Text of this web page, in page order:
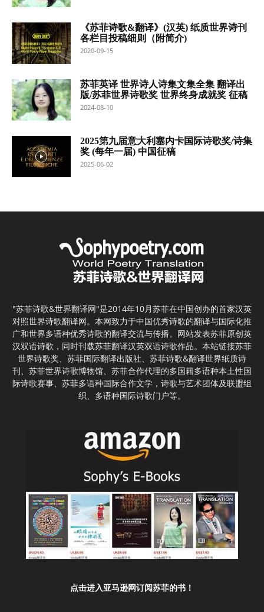
《苏菲诗歌&翻译》(汉英) 纸质世界诗刊
各栏目投稿细则（附简介)
2020-09-15
苏菲英译 世界诗人诗集文集全集 翻译出
版/苏菲世界诗歌奖 世界终身成就奖 征稿
2024-08-10
2025第九届意大利塞内卡国际诗歌奖/诗集
奖 (每年一届) 中国征稿
2025-06-02
"苏菲诗歌&世界翻译网"是2014年10月苏菲在中国创办的首家汉英
对照世界诗歌翻译网。本网致力于中国优秀诗歌的翻译与国际化推
广和世界多语种优秀诗歌的翻译交流与传播。网站发表苏菲原创英
汉双语诗歌，同时刊载苏菲翻译汉英双语诗歌作品。本站链接苏菲
世界诗歌奖、苏菲国际翻译出版社、苏菲诗歌&翻译世界纸质诗
刊、苏菲世界诗歌博物馆、苏菲合作代理的多国籍多语种本土性国
际诗歌赛事、苏菲多语种国际合作文学，诗歌与艺术团体及联盟组
织、多语种国际诗歌门户等。
点击进入亚马逊网订阅苏菲的书！